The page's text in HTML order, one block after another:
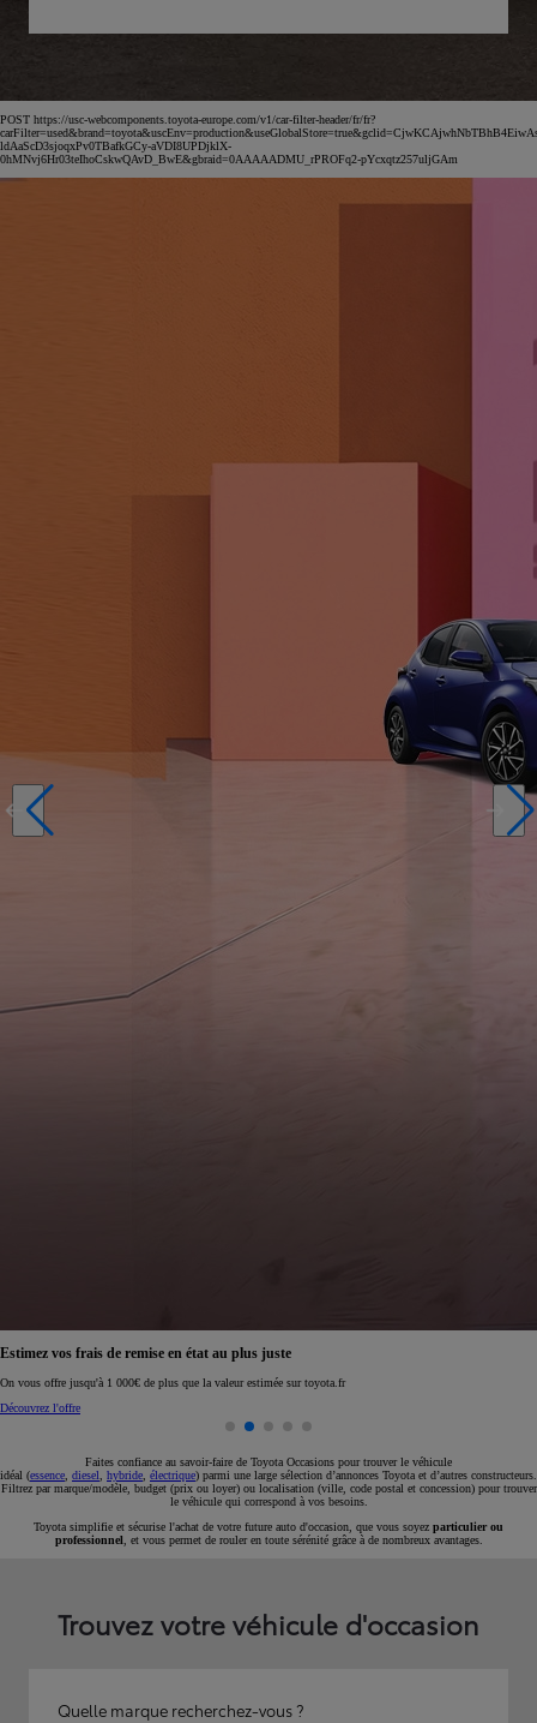
POST https://usc-webcomponents.toyota-europe.com/v1/car-filter-header/fr/fr?
ldAaScD3sjoqxPv0TBafkGCy-aVDI8UPDjklX-
0hMNvj6Hr03teIhoCskwQAvD_BwE&gbraid=0AAAAADMU_rPROFq2-pYcxqtz257uljGAm
Réservez en ligne votre occasion pour 1€ seulement
Réservez en ligne
Faites confiance au savoir-faire de Toyota Occasions pour trouver le véhicule
idéal (essence diesel hybride électrique) parmi une large sélection d’annonces Toyota et d’autres constructeurs.
Filtrez par marque/modèle, budget (prix ou loyer) ou localisation (ville, code postal et concession) pour trouver
le véhicule qui correspond à vos besoins.
Toyota simplifie et sécurise l'achat de votre future auto d'occasion, que vous soyez particulier ou
professionnel , et vous permet de rouler en toute sérénité grâce à de nombreux avantages.
Trouvez votre véhicule d'occasion
Quelle marque recherchez-vous ?